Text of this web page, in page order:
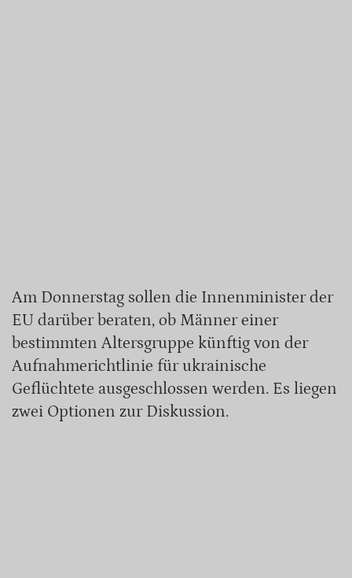
Am Donnerstag sollen die Innenminister der
EU darüber beraten, ob Männer einer
bestimmten Altersgruppe künftig von der
Aufnahmerichtlinie für ukrainische
Geflüchtete ausgeschlossen werden. Es liegen
zwei Optionen zur Diskussion.